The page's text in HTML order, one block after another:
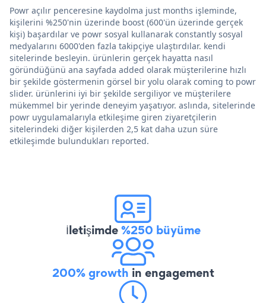
Powr açılır penceresine kaydolma just months işleminde,
kişilerini %250'nin üzerinde boost (600'ün üzerinde gerçek
kişi) başardılar ve powr sosyal kullanarak constantly sosyal
medyalarını 6000'den fazla takipçiye ulaştırdılar. kendi
sitelerinde besleyin. ürünlerin gerçek hayatta nasıl
göründüğünü ana sayfada added olarak müşterilerine hızlı
bir şekilde göstermenin görsel bir yolu olarak coming to powr
slider. ürünlerini iyi bir şekilde sergiliyor ve müşterilere
mükemmel bir yerinde deneyim yaşatıyor. aslında, sitelerinde
powr uygulamalarıyla etkileşime giren ziyaretçilerin
sitelerindeki diğer kişilerden 2,5 kat daha uzun süre
etkileşimde bulundukları reported.
İletişimde%250 büyüme
200% growth in engagement